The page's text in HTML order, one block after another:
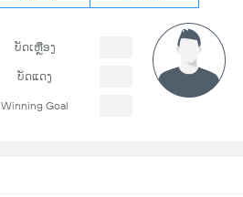
ບັດເຫຼືອງ
ບັດແດງ
Winning Goal